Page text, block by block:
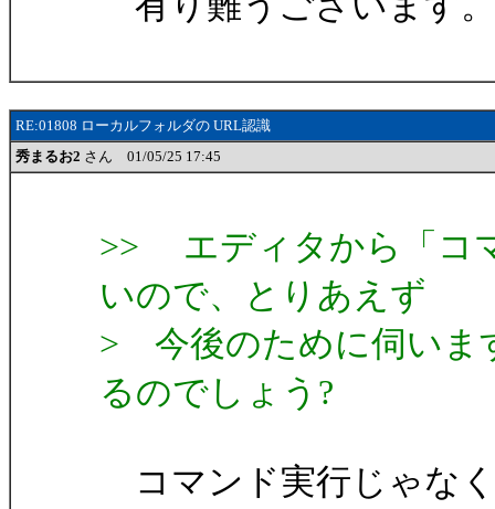
RE:01808 ローカルフォルダの URL認識
秀まるお2 さん 01/05/25 17:45
>> エディタから「コ
いので、とりあえず
> 今後のために伺いま
るのでしょう?
コマンド実行じゃな